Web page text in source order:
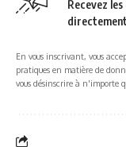
Recevez
En vous inscrivant, vous
pratiques en matière de
vous désinscrire à n'importe